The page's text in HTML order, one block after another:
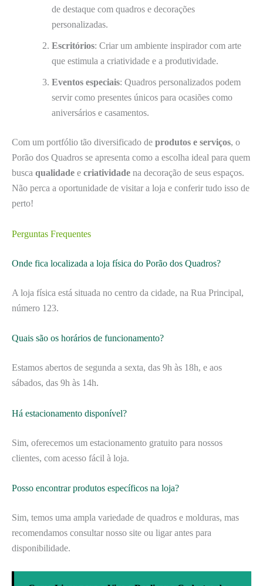
de destaque com quadros e decorações
personalizadas.
Escritórios: Criar um ambiente inspirador com arte
que estimula a criatividade e a produtividade.
Eventos especiais: Quadros personalizados podem
servir como presentes únicos para ocasiões como
aniversários e casamentos.
Com um portfólio tão diversificado de produtos e serviços, o
Porão dos Quadros se apresenta como a escolha ideal para quem
busca qualidade e criatividade na decoração de seus espaços.
Não perca a oportunidade de visitar a loja e conferir tudo isso de
perto!
Perguntas Frequentes
Onde fica localizada a loja física do Porão dos Quadros?
A loja física está situada no centro da cidade, na Rua Principal,
número 123.
Quais são os horários de funcionamento?
Estamos abertos de segunda a sexta, das 9h às 18h, e aos
sábados, das 9h às 14h.
Há estacionamento disponível?
Sim, oferecemos um estacionamento gratuito para nossos
clientes, com acesso fácil à loja.
Posso encontrar produtos específicos na loja?
Sim, temos uma ampla variedade de quadros e molduras, mas
recomendamos consultar nosso site ou ligar antes para
disponibilidade.